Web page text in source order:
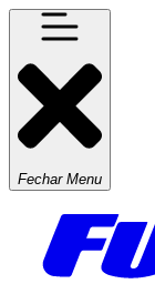
Fechar Menu